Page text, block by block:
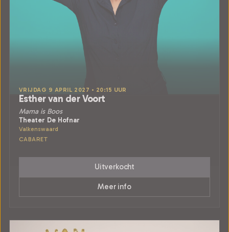
VRIJDAG 9 APRIL 2027 • 20:15 UUR
Esther van der Voort
Mama is Boos
Theater De Hofnar
Valkenswaard
CABARET
Uitverkocht
Meer info